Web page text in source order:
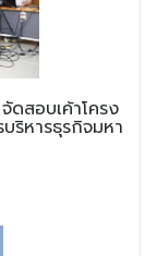
สอบเค้าโครง
ริหารธุรกิจมหา